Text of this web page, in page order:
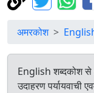
अमरकोश
English शब्दकोश से
उदाहरण पर्यायवाची